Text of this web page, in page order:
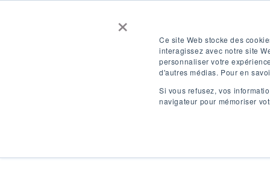
×
Ce site Web stocke des
interagissez avec notre site
personnaliser votre
d'autres médias. Pour en
Si vous refusez, vos
navigateur pour mémoriser
SE CONNECTER FR
Destinations